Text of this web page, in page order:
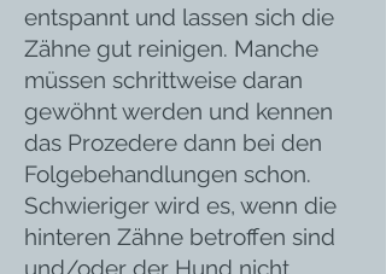
entspannt und lassen sich die
Zähne gut reinigen. Manche
müssen schrittweise daran
gewöhnt werden und kennen
das Prozedere dann bei den
Folgebehandlungen schon.
Schwieriger wird es, wenn die
hinteren Zähne betroffen sind
und/oder der Hund nicht